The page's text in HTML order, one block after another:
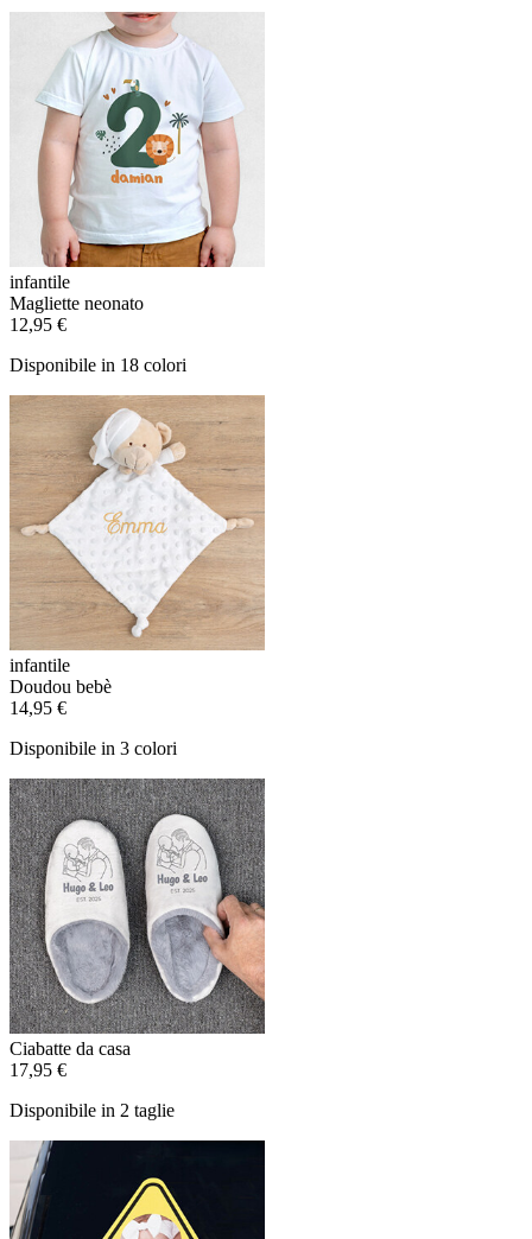
infantile
Magliette neonato
12,95 €
Disponibile in 18 colori
infantile
Doudou bebè
14,95 €
Disponibile in 3 colori
Ciabatte da casa
17,95 €
Disponibile in 2 taglie